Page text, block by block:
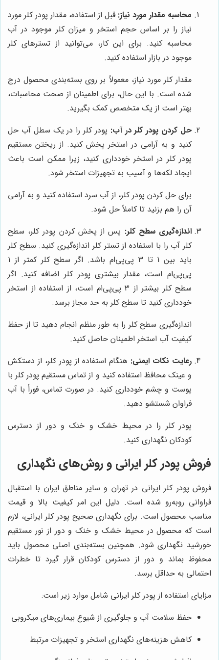
محاسبه مقدار مورد نیاز: قبل از استفاده، مقدار پودر کلر مورد
نیاز را بر اساس حجم استخر و میزان کلر موجود در آب
محاسبه کنید. برای این کار، می‌توانید از تسترهای کلر
موجود در بازار استفاده کنید.
مقدار کلر مورد نیاز، معمولاً بر روی بسته‌بندی محصول درج
شده است. با این حال، برای اطمینان از صحت محاسبات،
بهتر است از یک متخصص کمک بگیرید.
حل کردن پودر کلر در آب: پودر کلر را در یک سطل آب حل
کنید و به آرامی در استخر پخش کنید. از ریختن مستقیم
پودر کلر در استخر خودداری کنید، زیرا ممکن است باعث
ایجاد لکه‌ها و آسیب به تجهیزات استخر شود.
برای حل کردن پودر کلر، از آب سرد استفاده کنید و به آرامی
آن را هم بزنید تا کاملاً حل شود.
اندازه‌گیری سطح کلر: پس از پخش کردن پودر کلر، سطح
کلر آب را با استفاده از تستر کلر اندازه‌گیری کنید. سطح کلر
باید بین 1 تا 3 پی‌پی‌ام باشد. اگر سطح کلر کمتر از 1
پی‌پی‌ام است، مقدار بیشتری پودر کلر اضافه کنید. اگر
سطح کلر بیشتر از 3 پی‌پی‌ام است، از استفاده از استخر
خودداری کنید تا سطح کلر به حد مجاز برسد.
اندازه‌گیری سطح کلر را به طور منظم انجام دهید تا از حفظ
کیفیت آب استخر اطمینان حاصل کنید.
رعایت نکات ایمنی: هنگام استفاده از پودر کلر، از دستکش
و عینک محافظ استفاده کنید و از تماس مستقیم پودر کلر با
پوست و چشم خودداری کنید. در صورت تماس، فوراً با آب
فراوان شستشو دهید.
پودر کلر را در محیط خشک و خنک و دور از دسترس
کودکان نگهداری کنید.
فروش پودر کلر ایرانی و روش‌های نگهداری
فروش پودر کلر ایرانی در تهران و سایر مناطق ایران با استقبال
فراوانی روبه‌رو شده است. دلیل این امر کیفیت بالا و قیمت
مناسب محصول است. برای نگهداری صحیح پودر کلر ایرانی، لازم
است که محصول در محیط خشک و خنک و دور از نور مستقیم
خورشید نگهداری شود. همچنین بسته‌بندی اصلی محصول باید
محفوظ بماند و دور از دسترس کودکان قرار گیرد تا خطرات
احتمالی به حداقل برسد.
مزایای استفاده از پودر کلر ایرانی شامل موارد زیر است:
حفظ سلامت آب و جلوگیری از شیوع بیماری‌های میکروبی
کاهش هزینه‌های نگهداری استخر و تجهیزات مرتبط